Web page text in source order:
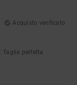
Acquisto verificato
: Taglia perfetta